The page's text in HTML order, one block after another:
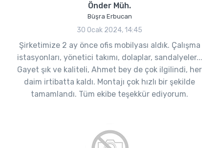
Önder Müh.
Büşra Erbucan
30 Ocak 2024, 14:45
Şirketimize 2 ay önce ofis mobilyası aldık. Çalışma
istasyonları, yönetici takımı, dolaplar, sandalyeler...
Gayet şık ve kaliteli, Ahmet bey de çok ilgilindi, her
daim irtibatta kaldı. Montajı çok hızlı bir şekilde
tamamlandı. Tüm ekibe teşekkür ediyorum.